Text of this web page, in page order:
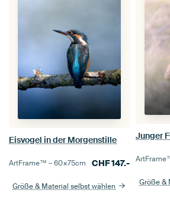
Eisvogel in der Morgenstille
ArtFrame™ –60×75cm CHF147.-
Größe & Material selbst wählen
Junger
Größe &